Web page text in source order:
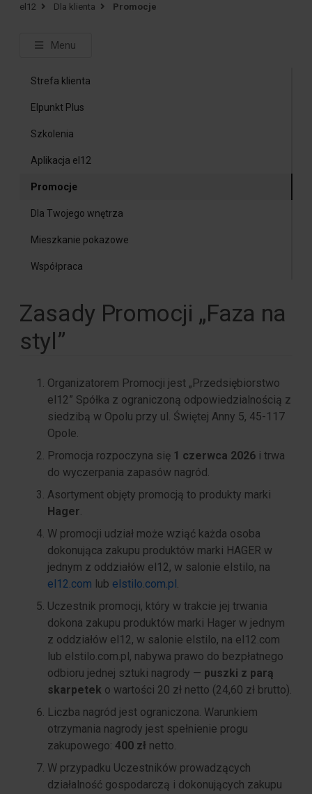
el12 Dla klienta Promocje
Menu
Strefa klienta
Elpunkt Plus
Szkolenia
Aplikacja el12
Promocje
Dla Twojego wnętrza
Mieszkanie pokazowe
Współpraca
Zasady Promocji „Faza na
styl”
Organizatorem Promocji jest „Przedsiębiorstwo
el12” Spółka z ograniczoną odpowiedzialnością z
siedzibą w Opolu przy ul. Świętej Anny 5, 45-117
Opole.
Promocja rozpoczyna się 1 czerwca 2026 i trwa
do wyczerpania zapasów nagród.
Asortyment objęty promocją to produkty marki
Hager.
W promocji udział może wziąć każda osoba
dokonująca zakupu produktów marki HAGER w
jednym z oddziałów el12, w salonie elstilo, na
el12.com lub elstilo.com.pl .
Uczestnik promocji, który w trakcie jej trwania
dokona zakupu produktów marki Hager w jednym
z oddziałów el12, w salonie elstilo, na el12.com
lub elstilo.com.pl, nabywa prawo do bezpłatnego
odbioru jednej sztuki nagrody — puszki z parą
skarpetek o wartości 20 zł netto (24,60 zł brutto).
Liczba nagród jest ograniczona. Warunkiem
otrzymania nagrody jest spełnienie progu
zakupowego: 400 zł netto.
W przypadku Uczestników prowadzących
działalność gospodarczą i dokonujących zakupu